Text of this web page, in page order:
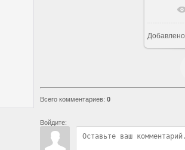
Добавлено
Всего комментариев: 0
Войдите: